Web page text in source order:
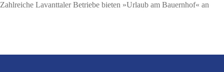
Zahlreiche Lavanttaler Betriebe bieten »Urlaub am Bauernhof« an